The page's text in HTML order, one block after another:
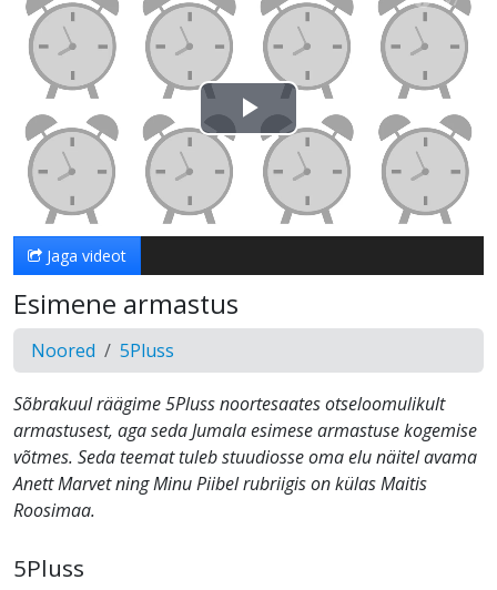
Esita
video
Jaga videot
Esimene armastus
Noored 5Pluss
Sõbrakuul räägime 5Pluss noortesaates otseloomulikult
armastusest, aga seda Jumala esimese armastuse kogemise
võtmes. Seda teemat tuleb stuudiosse oma elu näitel avama
Anett Marvet ning Minu Piibel rubriigis on külas Maitis
Roosimaa.
5Pluss